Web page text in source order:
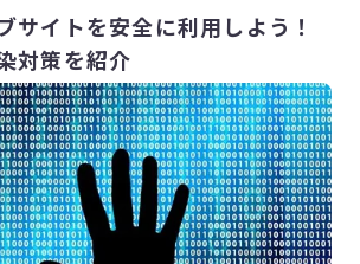
サイトを安全に利用しよう！
対策を紹介